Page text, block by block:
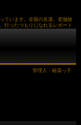
ています。全国の名湯、老舗旅
行ったつもりになれるレポート
管理人：秘湯っ子